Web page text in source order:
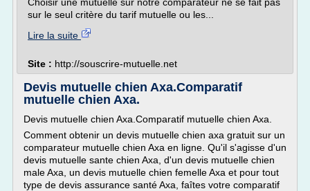
sur le seul critère du tarif mutuelle ou les...
Lire la suite
Site : http://souscrire-mutuelle.net
Devis mutuelle chien Axa.Comparatif
mutuelle chien Axa.
Devis mutuelle chien Axa.Comparatif mutuelle chien Axa.
Comment obtenir un devis mutuelle chien axa gratuit sur un
comparateur mutuelle chien Axa en ligne. Qu'il s'agisse d'un
devis mutuelle sante chien Axa, d'un devis mutuelle chien
male Axa, un devis mutuelle chien femelle Axa et pour tout
type de devis assurance santé Axa, faîtes votre comparatif